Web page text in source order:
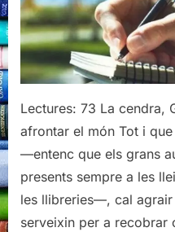
Lectures: 73 La cendra,
afrontar el món Tot i
—entenc que els grans
presents sempre a les
les llibreries—, cal agrair
serveixin per a recobrar